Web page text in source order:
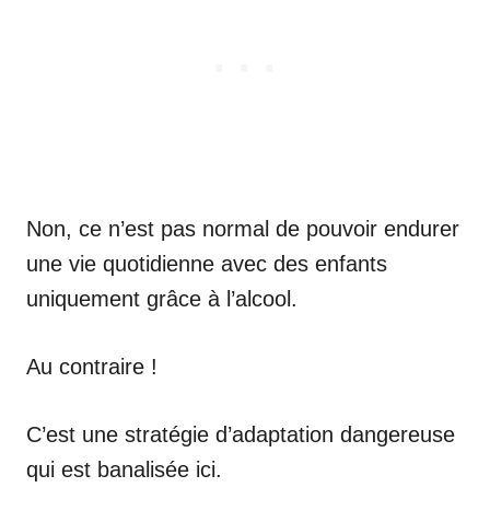
Non, ce n’est pas normal de pouvoir endurer
une vie quotidienne avec des enfants
uniquement grâce à l’alcool.
Au contraire !
C’est une stratégie d’adaptation dangereuse
qui est banalisée ici.